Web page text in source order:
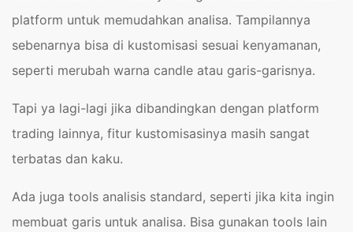
platform untuk memudahkan analisa. Tampilannya
sebenarnya bisa di kustomisasi sesuai kenyamanan,
seperti merubah warna candle atau garis-garisnya.
Tapi ya lagi-lagi jika dibandingkan dengan platform
trading lainnya, fitur kustomisasinya masih sangat
terbatas dan kaku.
Ada juga tools analisis standard, seperti jika kita ingin
membuat garis untuk analisa. Bisa gunakan tools lain